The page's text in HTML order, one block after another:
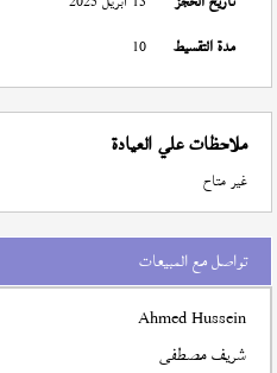
مدة التقسيط
10
ملاحظات علي العيادة
غير متاح
تواصل مع المبيعات
Ahmed Hussein
شريف مصطفى